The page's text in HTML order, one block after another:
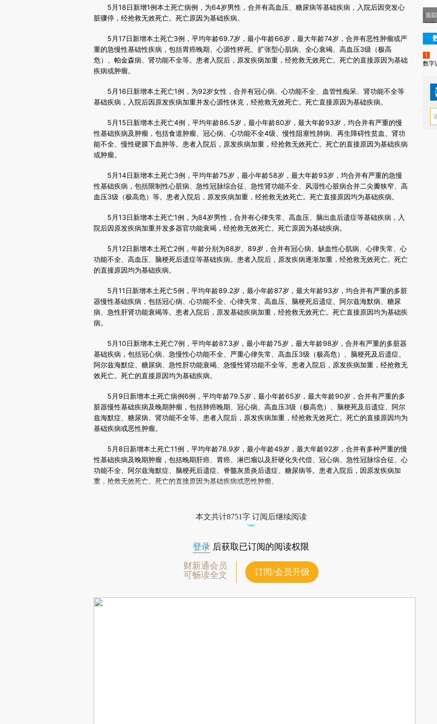
5月18日新增1例本土死亡病例，为64岁男性，合并有高血压、糖尿病等基础疾病，入院后因突发心
脏骤停，经抢救无效死亡。死亡原因为基础疾病。
5月17日新增本土死亡3例，平均年龄69.7岁，最小年龄66岁，最大年龄74岁，合并有恶性肿瘤或严
重的急慢性基础性疾病，包括胃癌晚期、心源性猝死、扩张型心肌病、全心衰竭、高血压3级（极高
危）、帕金森病、肾功能不全等。患者入院后，原发疾病加重，经抢救无效死亡。死亡的直接原因为基础
疾病或肿瘤。
5月16日新增本土死亡1例，为92岁女性，合并有冠心病、心功能不全、血管性痴呆、肾功能不全等
基础疾病，入院后因原发疾病加重并发心源性休克，经抢救无效死亡。死亡直接原因为基础疾病。
5月15日新增本土死亡4例，平均年龄86.5岁，最小年龄80岁，最大年龄93岁，均合并有严重的慢
性基础疾病及肿瘤，包括食道肿瘤、冠心病、心功能不全4级、慢性阻塞性肺病、再生障碍性贫血、肾功
能不全、慢性硬膜下血肿等。患者入院后，原发疾病加重，经抢救无效死亡。死亡的直接原因为基础疾病
或肿瘤。
5月14日新增本土死亡3例，平均年龄75岁，最小年龄58岁，最大年龄93岁，均合并有严重的急慢
性基础疾病，包括限制性心脏病、急性冠脉综合征、急性肾功能不全、风湿性心脏病合并二尖瓣狭窄、高
血压3级（极高危）等。患者入院后，原发疾病加重，经抢救无效死亡。死亡直接原因均为基础疾病。
5月13日新增本土死亡1例，为84岁男性，合并有心律失常、高血压、脑出血后遗症等基础疾病，入
院后因原发疾病加重并发多器官功能衰竭，经抢救无效死亡。死亡原因为基础疾病。
5月12日新增本土死亡2例，年龄分别为88岁、89岁，合并有冠心病、缺血性心肌病、心律失常、心
功能不全、高血压、脑梗死后遗症等基础疾病。患者入院后，原发疾病逐渐加重，经抢救无效死亡。死亡
的直接原因均为基础疾病。
5月11日新增本土死亡5例，平均年龄89.2岁，最小年龄87岁，最大年龄93岁，均合并有严重的多脏
器慢性基础疾病，包括冠心病、心功能不全、心律失常、高血压、脑梗死后遗症、阿尔兹海默病、糖尿
病、急性肝肾功能衰竭等。患者入院后，原发基础疾病加重，经抢救无效死亡。死亡直接原因均为基础疾
病。
5月10日新增本土死亡7例，平均年龄87.3岁，最小年龄75岁，最大年龄98岁，合并有严重的多脏器
基础疾病，包括冠心病、急慢性心功能不全、严重心律失常、高血压3级（极高危）、脑梗死及后遗症、
阿尔兹海默症、糖尿病、急性肝功能衰竭、急慢性肾功能不全等。患者入院后，原发疾病加重，经抢救无
效死亡。死亡的直接原因均为基础疾病。
5月9日新增本土死亡病例6例，平均年龄79.5岁，最小年龄65岁，最大年龄90岁，合并有严重的多
脏器慢性基础疾病及晚期肿瘤，包括肺癌晚期、冠心病、高血压3级（极高危）、脑梗死及后遗症、阿尔
兹海默症、糖尿病、肾功能不全等。患者入院后，原发疾病加重，经抢救无效死亡。死亡的直接原因均为
基础疾病或恶性肿瘤。
5月8日新增本土死亡11例，平均年龄78.9岁，最小年龄49岁，最大年龄92岁，合并有多种严重的慢
性基础疾病及晚期肿瘤，包括晚期肝癌、胃癌、淋巴瘤以及肝硬化失代偿、冠心病、急性冠脉综合征、心
功能不全、阿尔兹海默症、脑梗死后遗症、脊髓灰质炎后遗症、糖尿病等。患者入院后，因原发疾病加
重，抢救无效死亡。死亡的直接原因为基础疾病或恶性肿瘤。
本文共计8751字 订阅后继续阅读
登录 后获取已订阅的阅读权限
财新通会员
可畅读全文
订阅/会员升级
追
1
数字